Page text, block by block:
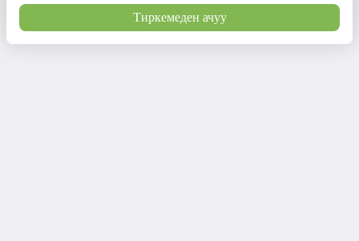
Тиркемеден ачуу